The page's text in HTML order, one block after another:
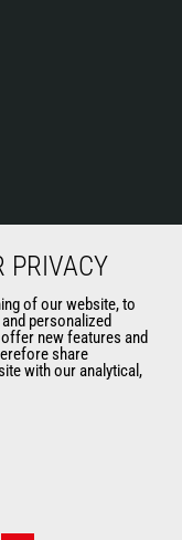
PRIVACY
of our website, to
personalized
new features and
share
with our analytical,